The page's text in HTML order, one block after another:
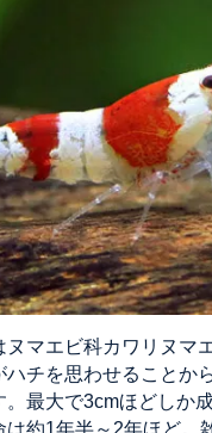
マエビ科カワリヌマ
チを思わせることか
。最大で3cmほどしか